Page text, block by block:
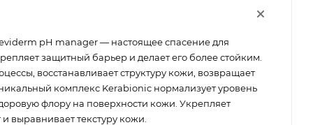
pH manager — настоящее спасение для
защитный барьер и делает его более стойким.
восстанавливает структуру кожи, возвращает
комплекс Kerabionic нормализует уровень
флору на поверхности кожи. Укрепляет
выравнивает текстуру кожи.